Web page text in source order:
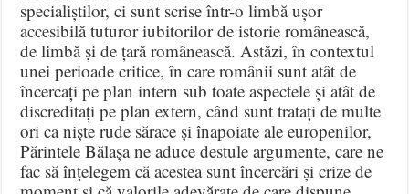
specialiștilor, ci sunt scrise într-o limbă ușor
accesibilă tuturor iubitorilor de istorie românească,
de limbă și de țară românească. Astăzi, în contextul
unei perioade critice, în care românii sunt atât de
încercați pe plan intern sub toate aspectele și atât de
discreditați pe plan extern, când sunt tratați de multe
ori ca niște rude sărace și înapoiate ale europenilor,
Părintele Bălașa ne aduce destule argumente, care ne
fac să înțelegem că acestea sunt încercări și crize de